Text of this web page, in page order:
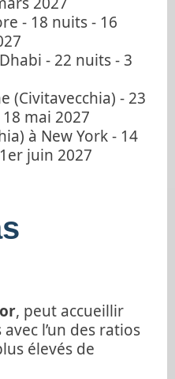
- 18 nuits - 16
- 22 nuits - 3
(Civitavecchia) - 23
mai 2027
à New York - 14
juin 2027
, peut accueillir
l’un des ratios
élevés de